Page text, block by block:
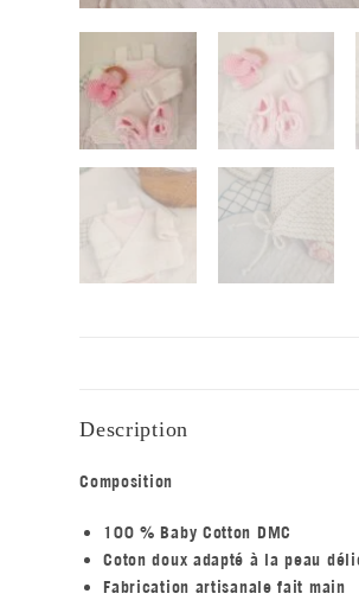
Description
Composition
100 % Baby Cotton DMC
Coton doux adapté à la peau
Fabrication artisanale fait main